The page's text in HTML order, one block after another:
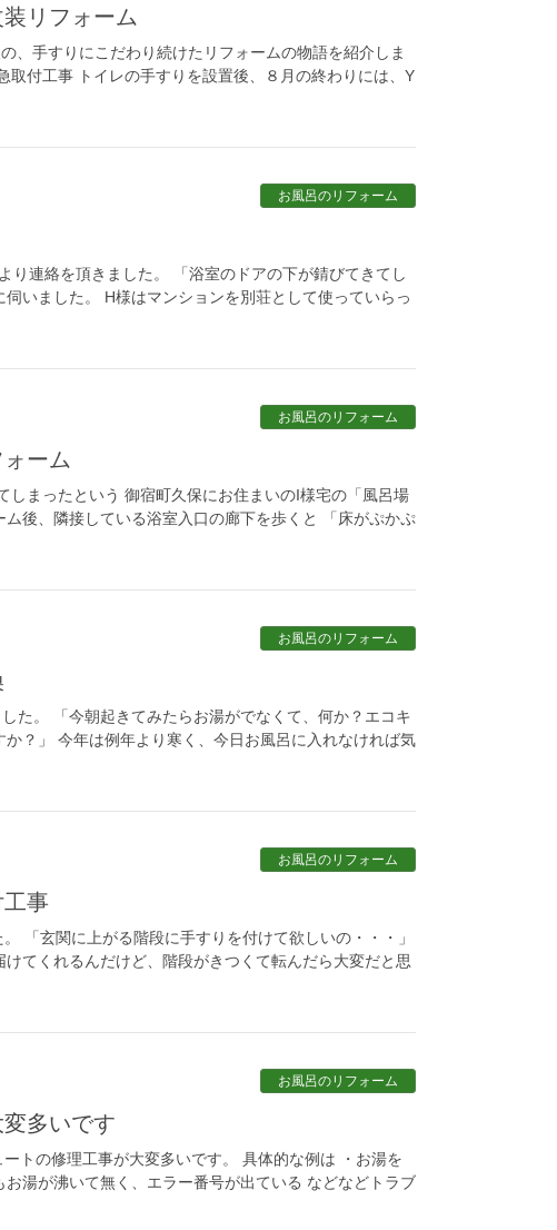
装リフォーム
、手すりにこだわり続けたリフォームの物語を紹介しま
付工事 トイレの手すりを設置後、８月の終わりには、Y
お風呂のリフォーム
り連絡を頂きました。 「浴室のドアの下が錆びてきてし
いました。 H様はマンションを別荘として使っていらっ
お風呂のリフォーム
ォーム
まったという 御宿町久保にお住まいのI様宅の「風呂場
後、隣接している浴室入口の廊下を歩くと 「床がぷかぷ
お風呂のリフォーム
た。 「今朝起きてみたらお湯がでなくて、何か？エコキ
？」 今年は例年より寒く、今日お風呂に入れなければ気
お風呂のリフォーム
工事
「玄関に上がる階段に手すりを付けて欲しいの・・・」
てくれるんだけど、階段がきつくて転んだら大変だと思
お風呂のリフォーム
変多いです
トの修理工事が大変多いです。 具体的な例は ・お湯を
湯が沸いて無く、エラー番号が出ている などなどトラブ